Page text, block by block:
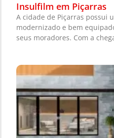
Insulfilm em Piçarras
A cidade de Piçarras possui
modernizado e bem
seus moradores. Com a